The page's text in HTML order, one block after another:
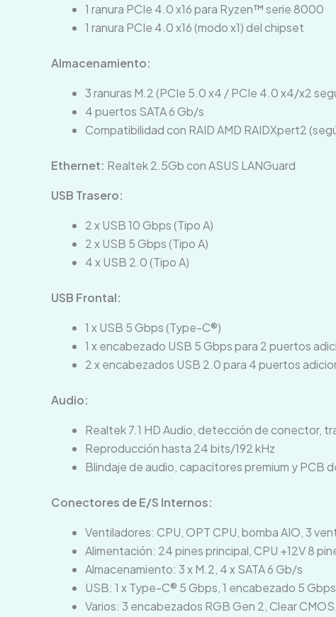
1 ranura PCIe 4.0 x16 para Ryzen™ serie 8000
1 ranura PCIe 4.0 x16 (modo x1) del chipset
Almacenamiento:
3 ranuras M.2 (PCIe 5.0 x4 / PCIe 4.0 x4/x2
4 puertos SATA 6 Gb/s
Compatibilidad con RAID AMD RAIDXpert2
Ethernet: Realtek 2.5Gb con ASUS LANGuard
USB Trasero:
2 x USB 10 Gbps (Tipo A)
2 x USB 5 Gbps (Tipo A)
4 x USB 2.0 (Tipo A)
USB Frontal:
1 x USB 5 Gbps (Type-C®)
1 x encabezado USB 5 Gbps para 2 puertos
2 x encabezados USB 2.0 para 4 puertos
Audio:
Realtek 7.1 HD Audio, detección de conector,
Reproducción hasta 24 bits/192 kHz
Blindaje de audio, capacitores premium y PCB
Conectores de E/S Internos:
Ventiladores: CPU, OPT CPU, bomba AIO, 3
Alimentación: 24 pines principal, CPU +12V 8
Almacenamiento: 3 x M.2, 4 x SATA 6 Gb/s
USB: 1 x Type-C® 5 Gbps, 1 encabezado 5
Varios: 3 encabezados RGB Gen 2, Clear